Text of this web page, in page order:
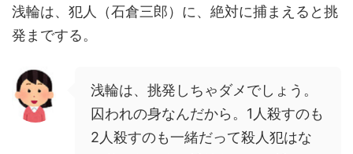
浅輪は、犯人（石倉三郎）に、絶対に捕まえると挑
発までする。
浅輪は、挑発しちゃダメでしょう。
囚われの身なんだから。1人殺すのも
2人殺すのも一緒だって殺人犯はな